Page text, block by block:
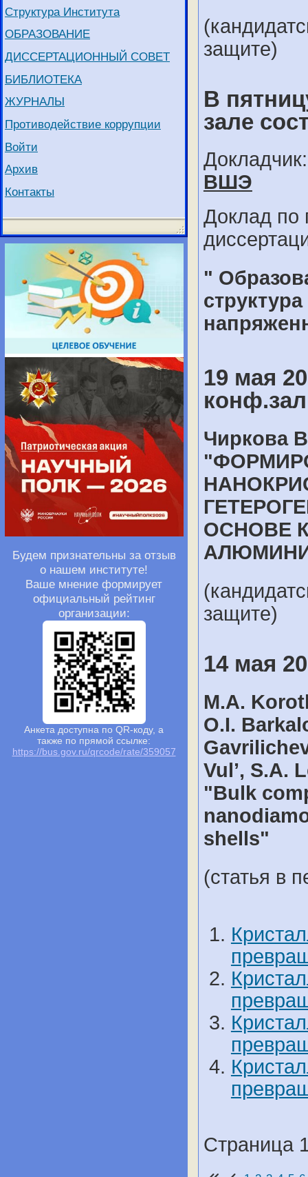
Структура Института
ОБРАЗОВАНИЕ
ДИССЕРТАЦИОННЫЙ СОВЕТ
БИБЛИОТЕКА
ЖУРНАЛЫ
Противодействие коррупции
Войти
Архив
Контакты
Будем признательны за отзыв
о нашем институте!
Ваше мнение формирует
официальный рейтинг
организации:
Анкета доступна по QR-коду, а
также по прямой ссылке:
https://bus.gov.ru/qrcode/rate/359057
защите)
В
зале
ВШЭ
Доклад по
"
19 мая
конф.зал
Чиркова
ОСНОВЕ
защите)
14 мая
M.A.
O.I.
Vul’, S.A.
"Bulk
shells"
(статья в
Страница